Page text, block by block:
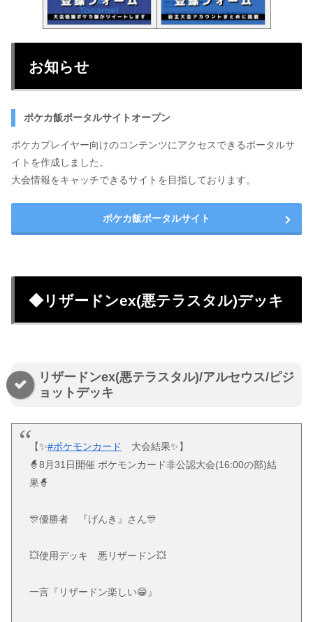
お知らせ
ポケカ飯ポータルサイトオープン
ポケカプレイヤー向けのコンテンツにアクセスできるポータルサ
イトを作成しました。
大会情報をキャッチできるサイトを目指しております。
ポケカ飯ポータルサイト
◆リザードンex(悪テラスタル)デッキ
リザードンex(悪テラスタル)/アルセウス/ピジ
ョットデッキ
【✨#ポケモンカード
大会結果✨】
🧙8月31日開催 ポケモンカード非公認大会(16:00の部)結
果🧙
🎊優勝者 『げんき』さん🎊
💥使用デッキ 悪リザードン💥
一言『リザードン楽しい😁』